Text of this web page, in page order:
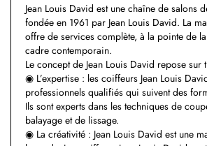
Jean Louis David est une chaîne de salons
fondée en 1961 par Jean Louis David. La
offre de services complète, à la pointe de
cadre contemporain.
Le concept de Jean Louis David repose
◉ L’expertise : les coiffeurs Jean Louis
professionnels qualifiés qui suivent des
Ils sont experts dans les techniques de
balayage et de lissage.
◉ La créativité : Jean Louis David est une